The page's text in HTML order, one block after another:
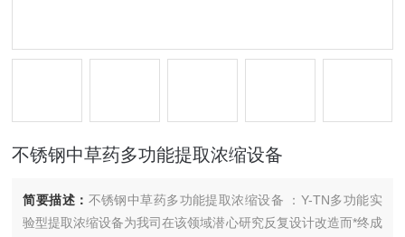
不锈钢中草药多功能提取浓缩设备
简要描述： 不锈钢中草药多功能提取浓缩设备 ：Y-TN多功能实
验型提取浓缩设备为我司在该领域潜心研究反复设计改造而*终成